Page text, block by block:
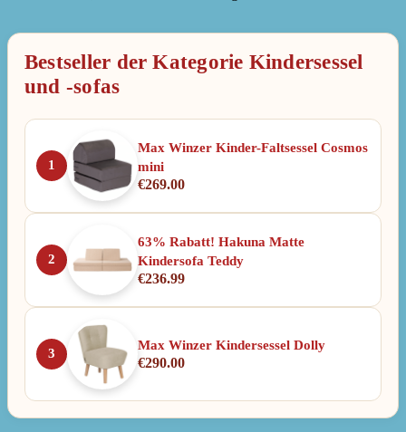
Bestseller der Kategorie Kindersessel
und -sofas
1
Max Winzer Kinder-Faltsessel Cosmos
mini
€269.00
2
63% Rabatt! Hakuna Matte
Kindersofa Teddy
€236.99
3
Max Winzer Kindersessel Dolly
€290.00